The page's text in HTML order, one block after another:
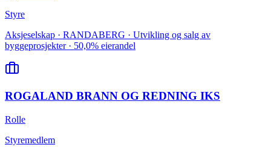
Styre
Aksjeselskap · RANDABERG · Utvikling og salg av
byggeprosjekter · 50,0% eierandel
ROGALAND BRANN OG REDNING IKS
Rolle
Styremedlem